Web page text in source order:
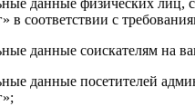
данные физических лиц,
в соответствии с
данные соискателям на
данные посетителей